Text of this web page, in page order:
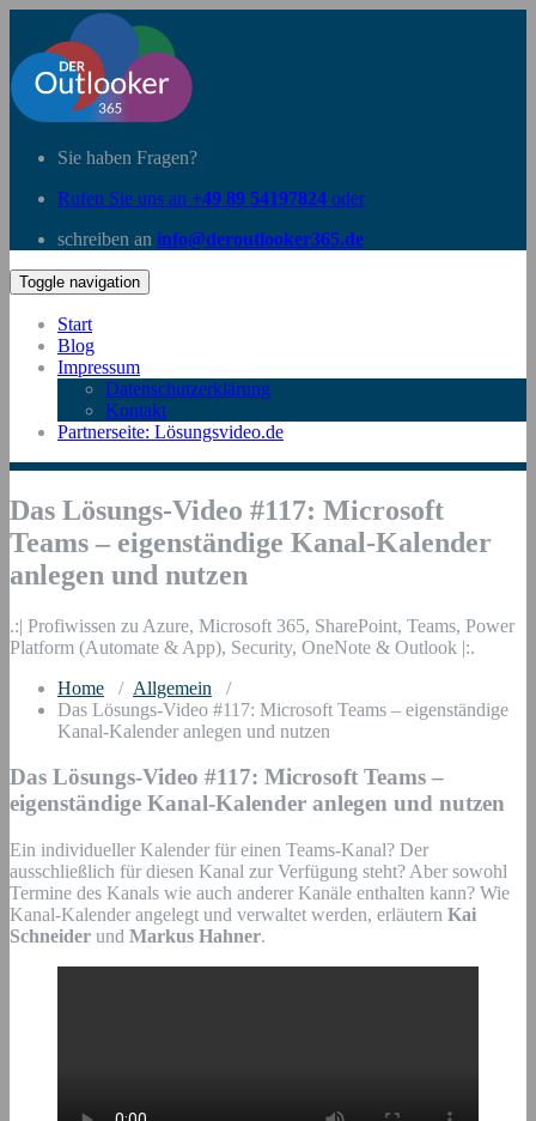
Sie haben Fragen?
Rufen Sie uns an +49 89 54197824 oder
schreiben an info@deroutlooker365.de
Toggle navigation
Start
Blog
Impressum
Datenschutzerklärung
Kontakt
Partnerseite: Lösungsvideo.de
Das Lösungs-Video #117: Microsoft
Teams – eigenständige Kanal-Kalender
anlegen und nutzen
.:| Profiwissen zu Azure, Microsoft 365, SharePoint, Teams, Power
Platform (Automate & App), Security, OneNote & Outlook |:.
Home / Allgemein /
Das Lösungs-Video #117: Microsoft Teams – eigenständige
Kanal-Kalender anlegen und nutzen
Das Lösungs-Video #117: Microsoft Teams –
eigenständige Kanal-Kalender anlegen und nutzen
Ein individueller Kalender für einen Teams-Kanal? Der
ausschließlich für diesen Kanal zur Verfügung steht? Aber sowohl
Termine des Kanals wie auch anderer Kanäle enthalten kann? Wie
Kanal-Kalender angelegt und verwaltet werden, erläutern Kai
Schneider und Markus Hahner.